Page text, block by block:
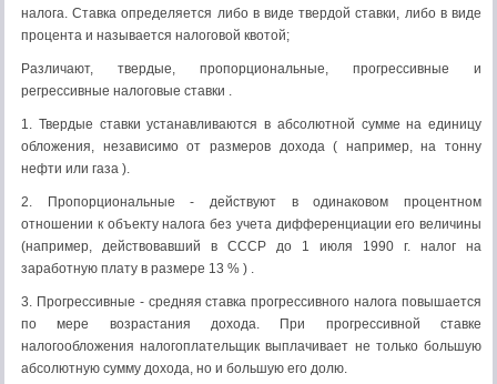
налога. Ставка определяется либо в виде твердой ставки, либо в виде
процента и называется налоговой квотой;
Различают, твердые, пропорциональные, прогрессивные и
регрессивные налоговые ставки .
1. Твердые ставки устанавливаются в абсолютной сумме на единицу
обложения, независимо от размеров дохода ( например, на тонну
нефти или газа ).
2. Пропорциональные - действуют в одинаковом процентном
отношении к объекту налога без учета дифференциации его величины
(например, действовавший в СССР до 1 июля 1990 г. налог на
заработную плату в размере 13 % ) .
3. Прогрессивные - средняя ставка прогрессивного налога повышается
по мере возрастания дохода. При прогрессивной ставке
налогообложения налогоплательщик выплачивает не только большую
абсолютную сумму дохода, но и большую его долю.